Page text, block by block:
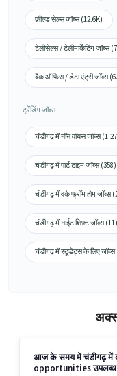
फ़ील्ड सेल्स जॉब्स (12.6K)
टेलीसेल्स / टेलीमार्केटिंग जॉब्स
बैक ऑफिस / डेटा एंट्री जॉब्स
ट्रेंडिंग जॉब्स
चंडीगढ़ में नॉन वॉयस जॉब्स
चंडीगढ़ में पार्ट टाइम जॉब्स (358)
चंडीगढ़ में वर्क फ्रॉम होम जॉब्स
चंडीगढ़ में नाईट शिफ़्ट जॉब्स (11)
चंडीगढ़ में स्टूडेंट्स के लिए जॉब्स
आज के समय में चंडीगढ़ में
opportunities उपलब्ध